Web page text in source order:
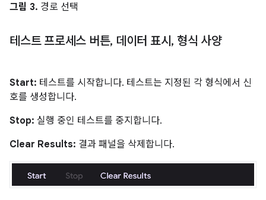
그림 3. 경로 선택
테스트 프로세스 버튼, 데이터 표시 , 형식 사양
Start: 테스트를 시작합니다. 테스트는 지정된 각 형식에서 신
호를 생성합니다.
Stop: 실행 중인 테스트를 중지합니다.
Clear Results: 결과 패널을 삭제합니다.